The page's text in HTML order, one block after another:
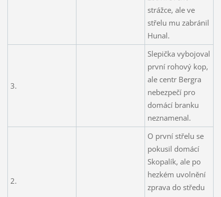
strážce, ale ve
střelu mu zabránil
Hunal.
3.
Slepička vybojoval
první rohový kop,
ale centr Bergra
nebezpečí pro
domácí branku
neznamenal.
2.
O první střelu se
pokusil domácí
Skopalík, ale po
hezkém uvolnění
zprava do středu